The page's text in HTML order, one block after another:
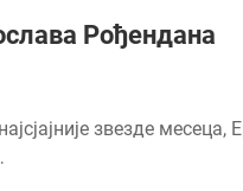
Рођендана
звезде месеца,